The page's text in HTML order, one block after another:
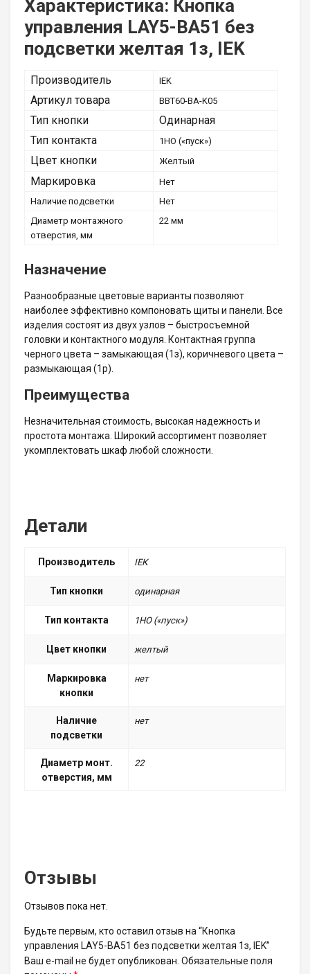
Характеристика: Кнопка
управления LAY5-BA51 без
подсветки желтая 1з, IEK
Производитель IEK
Артикул товара BBT60-BA-K05
Тип кнопки
Одинарная
Тип контакта
1НО («пуск»)
Цвет кнопки Желтый
Маркировка
Нет
Наличие подсветки
Нет
Диаметр монтажного
отверстия, мм
22 мм
Назначение
Разнообразные цветовые варианты позволяют
наиболее эффективно компоновать щиты и панели. Все
изделия состоят из двух узлов – быстросъемной
головки и контактного модуля. Контактная группа
черного цвета – замыкающая (1з), коричневого цвета –
размыкающая (1р).
Преимущества
Незначительная стоимость, высокая надежность и
простота монтажа. Широкий ассортимент позволяет
укомплектовать шкаф любой сложности.
Детали
Производитель ІЕК
Тип кнопки одинарная
Тип контакта 1НО («пуск»)
Цвет кнопки желтый
Маркировка
кнопки
нет
Наличие
подсветки
нет
Диаметр монт.
отверстия, мм
22
Отзывы
Отзывов пока нет.
Будьте первым, кто оставил отзыв на “Кнопка
управления LAY5-BA51 без подсветки желтая 1з, IEK”
Ваш e-mail не будет опубликован. Обязательные поля